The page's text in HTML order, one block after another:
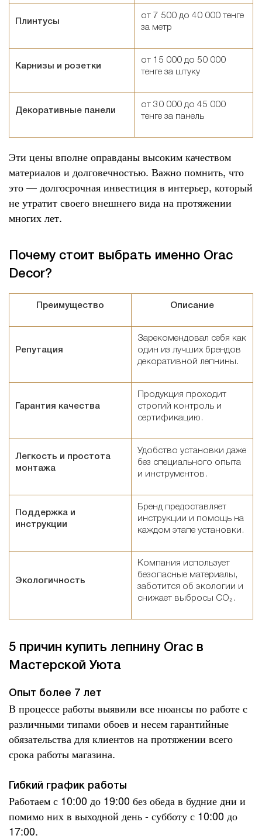
Плинтусы
от 7 500 до 40 000 тенге
за метр
Карнизы и розетки
от 15 000 до 50 000
тенге за штуку
Декоративные панели
от 30 000 до 45 000
тенге за панель
Эти цены вполне оправданы высоким качеством
материалов и долговечностью. Важно помнить, что
это — долгосрочная инвестиция в интерьер, который
не утратит своего внешнего вида на протяжении
многих лет.
Почему стоит выбрать именно Orac
Decor?
Преимущество Описание
Репутация
Зарекомендовал себя как
один из лучших брендов
декоративной лепнины.
Гарантия качества
Продукция проходит
строгий контроль и
сертификацию.
Легкость и простота
монтажа
Удобство установки даже
без специального опыта
и инструментов.
Поддержка и
инструкции
Бренд предоставляет
инструкции и помощь на
каждом этапе установки.
Экологичность
Компания использует
безопасные материалы,
заботится об экологии и
снижает выбросы CO₂.
5 причин купить лепнину Orac в
Мастерской Уюта
Опыт более 7 лет
В процессе работы выявили все нюансы по работе с
различными типами обоев и несем гарантийные
обязательства для клиентов на протяжении всего
срока работы магазина.
Гибкий график работы
Работаем с 10:00 до 19:00 без обеда в будние дни и
помимо них в выходной день - субботу с 10:00 до
17:00.